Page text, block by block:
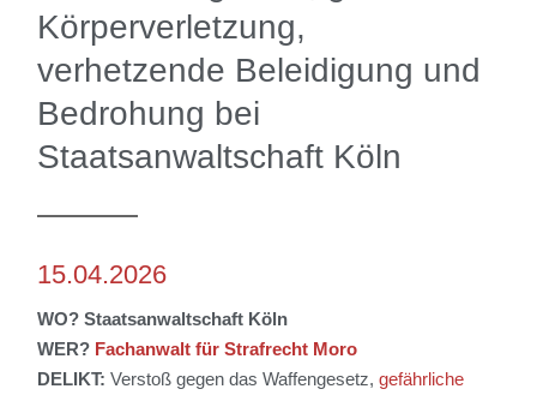
Körperverletzung,
verhetzende Beleidigung und
Bedrohung bei
Staatsanwaltschaft Köln
15.04.2026
WO? Staatsanwaltschaft Köln
WER? Fachanwalt für Strafrecht Moro
DELIKT: Verstoß gegen das Waffengesetz,gefährliche